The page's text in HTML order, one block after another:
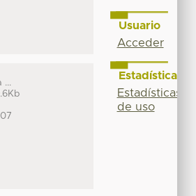
...
Usuario
Acceder
Estadísticas
Estadísticas
de uso